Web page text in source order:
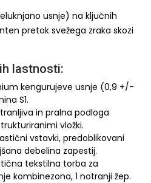
usnje) na ključnih
pretok svežega zraka skozi
lastnosti:
kengurujeve usnje (0,9 +/-
S1.
in pralna podloga
vložki.
vstavki, predoblikovani
debelina zapestij.
tekstilna torba za
kombinezona, 1 notranji žep.